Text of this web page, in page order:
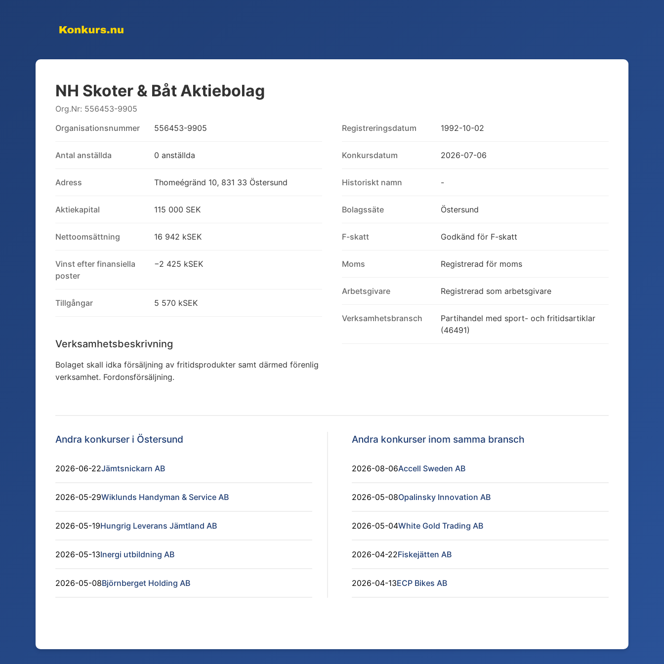
NH Skoter & Båt Aktiebolag
Org.Nr: 556453-9905
Organisationsnummer
556453-9905
Antal anställda 0 anställda
Adress Thomeégränd 10, 831 33 Östersund
Aktiekapital 115 000 SEK
Nettoomsättning 16 942 kSEK
Vinst efter finansiella
poster
−2 425 kSEK
Tillgångar 5 570 kSEK
Verksamhetsbeskrivning
Bolaget skall idka försäljning av fritidsprodukter samt därmed förenlig
verksamhet. Fordonsförsäljning.
Registreringsdatum 1992-10-02
Konkursdatum 2026-07-06
Historiskt namn -
Bolagssäte Östersund
F-skatt Godkänd för F-skatt
Moms Registrerad för moms
Arbetsgivare Registrerad som arbetsgivare
Verksamhetsbransch
Partihandel med sport- och fritidsartiklar
(46491)
Andra konkurser i Östersund
2026-06-22Jämtsnickarn AB
2026-05-29Wiklunds Handyman & Service AB
2026-05-19Hungrig Leverans Jämtland AB
2026-05-13Inergi utbildning AB
2026-05-08Björnberget Holding AB
Andra konkurser inom samma bransch
2026-08-06Accell Sweden AB
2026-05-08Opalinsky Innovation AB
2026-05-04White Gold Trading AB
2026-04-22Fiskejätten AB
2026-04-13ECP Bikes AB